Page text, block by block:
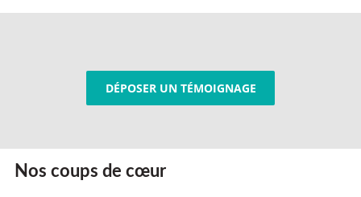
DÉPOSER UN TÉMOIGNAGE
Nos coups de cœur